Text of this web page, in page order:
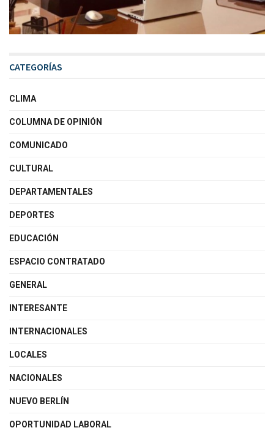
CATEGORÍAS
CLIMA
COLUMNA DE OPINIÓN
COMUNICADO
CULTURAL
DEPARTAMENTALES
DEPORTES
EDUCACIÓN
ESPACIO CONTRATADO
GENERAL
INTERESANTE
INTERNACIONALES
LOCALES
NACIONALES
NUEVO BERLÍN
OPORTUNIDAD LABORAL